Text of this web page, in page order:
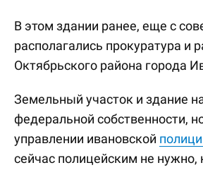
В этом здании ранее, еще с
располагались прокуратура и
Октябрьского района города
Земельный участок и здание
федеральной собственности,
управлении ивановской
сейчас полицейским не нужно,